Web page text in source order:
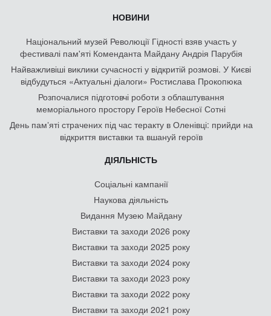
НОВИНИ
Національний музей Революції Гідності взяв участь у
фестивалі пам'яті Коменданта Майдану Андрія Парубія
Найважливіші виклики сучасності у відкритій розмові. У Києві
відбудуться «Актуальні діалоги» Ростислава Прокопюка
Розпочалися підготовчі роботи з облаштування
меморіального простору Героїв Небесної Сотні
День памʼяті страчених під час теракту в Оленівці: прийди на
відкриття виставки та вшануй героїв
ДІЯЛЬНІСТЬ
Соціальні кампанії
Наукова діяльність
Видання Музею Майдану
Виставки та заходи 2026 року
Виставки та заходи 2025 року
Виставки та заходи 2024 року
Виставки та заходи 2023 року
Виставки та заходи 2022 року
Виставки та заходи 2021 року